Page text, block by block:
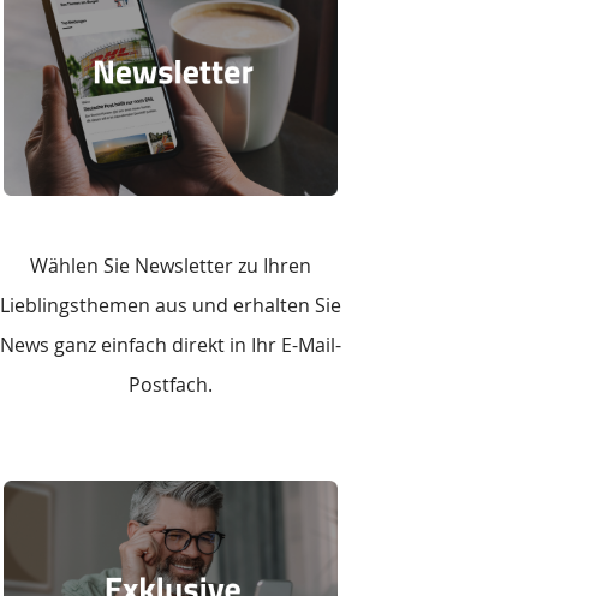
Wählen Sie Newsletter zu Ihren
Lieblingsthemen aus und erhalten Sie
News ganz einfach direkt in Ihr E-Mail-
Postfach.